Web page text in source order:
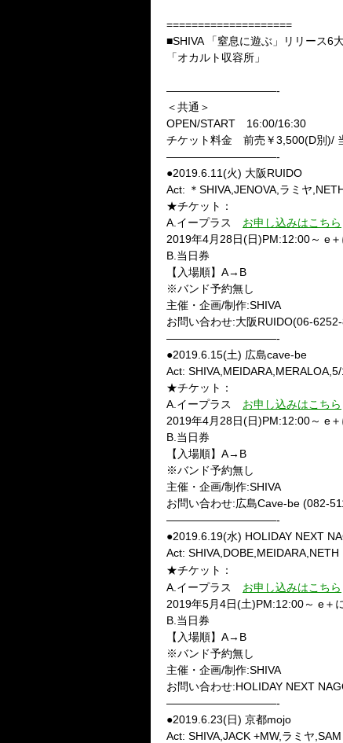
====================
■SHIVA 「窒息に遊ぶ」リリース6
「オカルト収容所」
——————————-
＜共通＞
OPEN/START 16:00/16:30
チケット料金 前売￥3,500(D別)/
——————————-
●2019.6.11(火) 大阪RUIDO
Act: ＊SHIVA,JENOVA,ラミヤ
★チケット：
A.イープラス お申し込みはこちら
2019年4月28日(日)PM:12:00～ e
B.当日券
【入場順】A→B
※バンド予約無し
主催・企画/制作:SHIVA
お問い合わせ:大阪RUIDO(06-
——————————-
●2019.6.15(土) 広島cave-be
Act:
★チケット：
A.イープラス お申し込みはこちら
2019年4月28日(日)PM:12:00～ e
B.当日券
【入場順】A→B
※バンド予約無し
主催・企画/制作:SHIVA
お問い合わせ:広島Cave-be (082-
——————————-
●2019.6.19(水) HOLIDAY NEXT
Act:
★チケット：
A.イープラス お申し込みはこちら
2019年5月4日(土)PM:12:00～ e＋
B.当日券
【入場順】A→B
※バンド予約無し
主催・企画/制作:SHIVA
お問い合わせ:HOLIDAY NEXT
——————————-
●2019.6.23(日) 京都mojo
Act: SHIVA,JACK +MW,ラミヤ